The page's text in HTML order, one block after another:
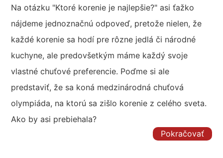
Na otázku "Ktoré korenie je najlepšie?" asi ťažko
nájdeme jednoznačnú odpoveď, pretože nielen, že
každé korenie sa hodí pre rôzne jedlá či národné
kuchyne, ale predovšetkým máme každý svoje
vlastné chuťové preferencie. Poďme si ale
predstaviť, že sa koná medzinárodná chuťová
olympiáda, na ktorú sa zišlo korenie z celého sveta.
Ako by asi prebiehala?
Pokračovať